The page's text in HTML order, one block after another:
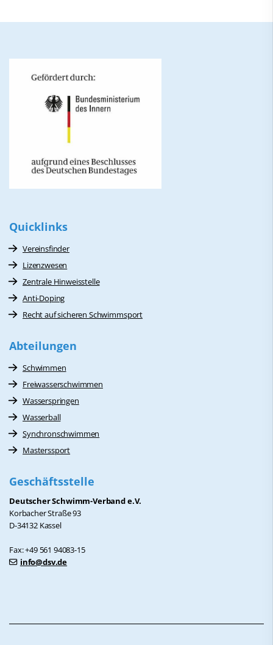
Quicklinks
Vereinsfinder
Lizenzwesen
Zentrale Hinweisstelle
Anti-Doping
Recht auf sicheren Schwimmsport
Abteilungen
Schwimmen
Freiwasserschwimmen
Wasserspringen
Wasserball
Synchronschwimmen
Masterssport
Geschäftsstelle
Deutscher Schwimm-Verband e.V.
Korbacher Straße 93
D-34132 Kassel
Fax: +49 561 94083-15
info@dsv.de